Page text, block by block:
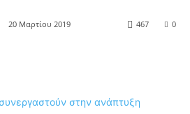
20 Μαρτίου 2019 0
467